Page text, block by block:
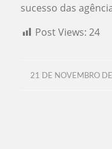
sucesso das
Post Views: 24
21 DE NOVEMBRO /